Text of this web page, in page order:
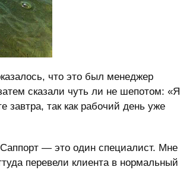
что это был менеджер
сказали чуть ли не шепотом: «Я
так как рабочий день уже
Саппорт — это один специалист. Мне
перевели клиента в нормальный